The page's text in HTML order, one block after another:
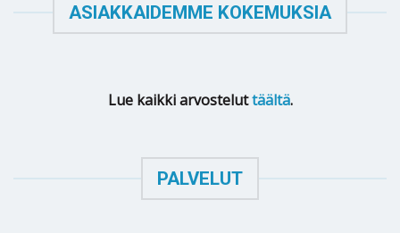
ASIAKKAIDEMME KOKEMUKSIA
Lue kaikki arvosteluttäältä.
PALVELUT